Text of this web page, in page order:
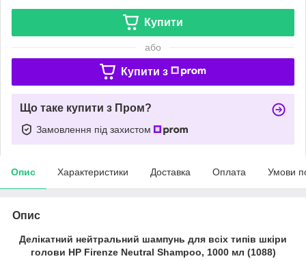
Купити
або
Купити з
Що таке купити з Пром?
Замовлення під захистом
Опис Характеристики Доставка Оплата Умови
Опис
Делікатний нейтральний шампунь для всіх типів шкіри
голови HP Firenze Neutral Shampoo, 1000 мл (1088)